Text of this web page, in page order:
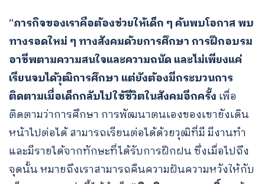
“ภารกิจของเราคือต้องช่วยให้เด็ก ๆ ค้นพบโอกาส พบ
ทางรอดใหม่ ๆ ทางสังคมด้วยการศึกษา การฝึกอบรม
อาชีพตามความสนใจและความถนัด และไม่เพียงแค่
เรียนจบได้วุฒิการศึกษา แต่ยังต้องมีกระบวนการ
ติดตามเมื่อเด็กกลับไปใช้ชีวิตในสังคมอีกครั้ง เพื่อ
ติดตามว่าการศึกษา การพัฒนาตนเองของเขายังเดิน
หน้าไปต่อได้ สามารถเรียนต่อได้ด้วยวุฒิที่มี มีงานทำ
และมีรายได้จากทักษะที่ได้รับการฝึกฝน ซึ่งเมื่อไปถึง
จุดนั้น หมายถึงเราสามารถคืนความฝันความหวังให้กับ